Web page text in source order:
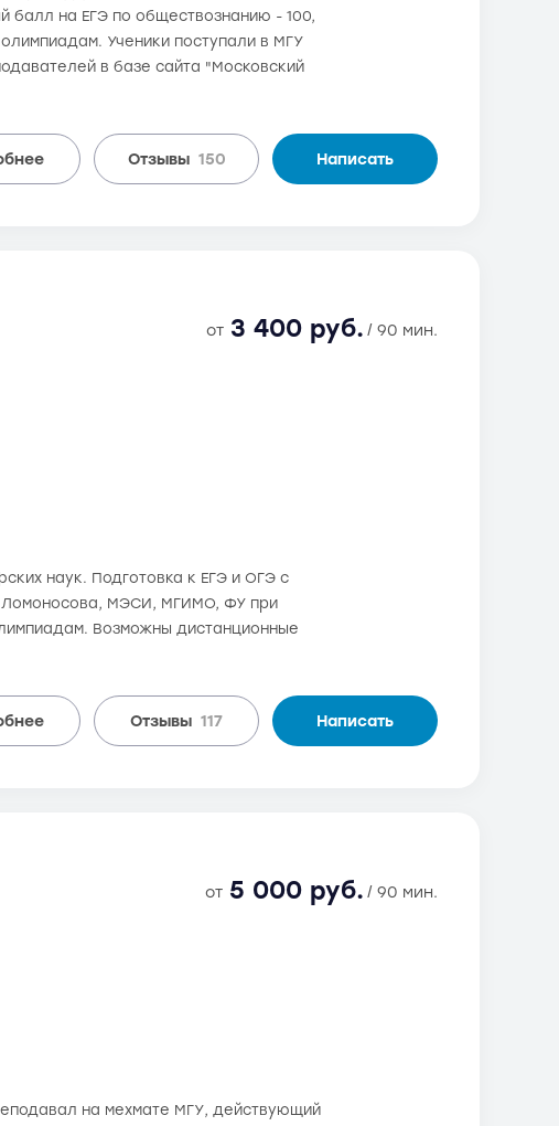
балл на ЕГЭ по обществознанию - 100,
Ученики поступали в МГУ
в базе сайта "Московский
Отзывы 150 Написать
от 3 400 руб. / 90 мин.
наук. Подготовка к ЕГЭ и ОГЭ с
Ломоносова, МЭСИ, МГИМО, ФУ при
Возможны дистанционные
Отзывы 117 Написать
от 5 000 руб. / 90 мин.
на мехмате МГУ, действующий